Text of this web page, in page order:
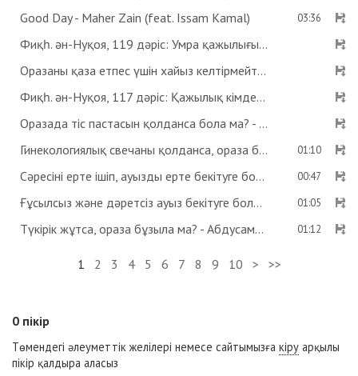
Good Day - Maher Zain (feat. Issam Kamal) 03:36
Фиқһ. ән-Нуқоя, 119 дәріс: Умра қажылығы - Абдусамат Қасым
Оразаны қаза етпес үшін хайыз келтірмейтін дәрі ішсе бола ма? Көзге дәрі тамызса ораза бұзыла ма? - Абдусамат Қасым
Фиқһ. ән-Нуқоя, 117 дәріс: Қажылық кімдерге парыз? - Абдусамат Қасым
Оразада тіс пастасын қолданса бола ма? - Абдусамат Қасым
Гинекологиялық свечаны қолданса, ораза бұзыла ма? - Абдусамат Қасым
01:10
Сәресіні ерте ішіп, ауызды ерте бекітуге бола ма? - Абдусамат Қасым 00:47
Ғұсылсыз және дәретсіз ауыз бекітуге бола ма? - Абдусамат Қасым 01:05
Түкірік жұтса, ораза бұзыла ма? - Абдусамат Қасым 01:12
1 2 3 4 5 6 7 8 9 10 > >>
0 пікір
Төмендегі әлеуметтік желілері немесе сайтымызға кіру арқылы
пікір қалдыра аласыз